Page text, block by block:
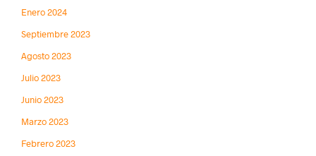
Enero 2024
Septiembre 2023
Agosto 2023
Julio 2023
Junio 2023
Marzo 2023
Febrero 2023